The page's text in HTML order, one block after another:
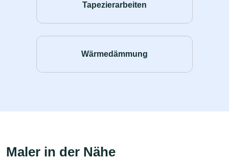
Tapezierarbeiten
Wärmedämmung
Maler in der Nähe